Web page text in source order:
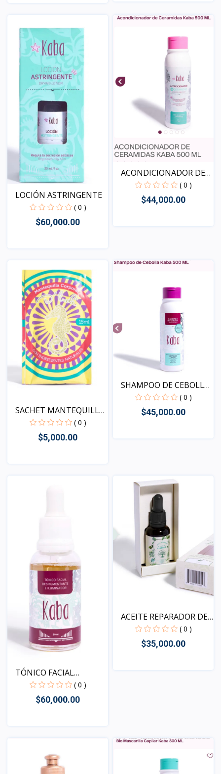
Vista
LOCIÓN ASTRINGENTE
( 0 )
$60,000.00
ACONDICIONADOR DE
CERAM...
( 0 )
$44,000.00
SACHET MANTEQUILLA
CORP...
( 0 )
$5,000.00
SHAMPOO DE CEBOLLA
KABA...
( 0 )
$45,000.00
TÓNICO FACIAL
DESPIGMEN...
( 0 )
$60,000.00
ACEITE REPARADOR DE
PUN...
( 0 )
$35,000.00